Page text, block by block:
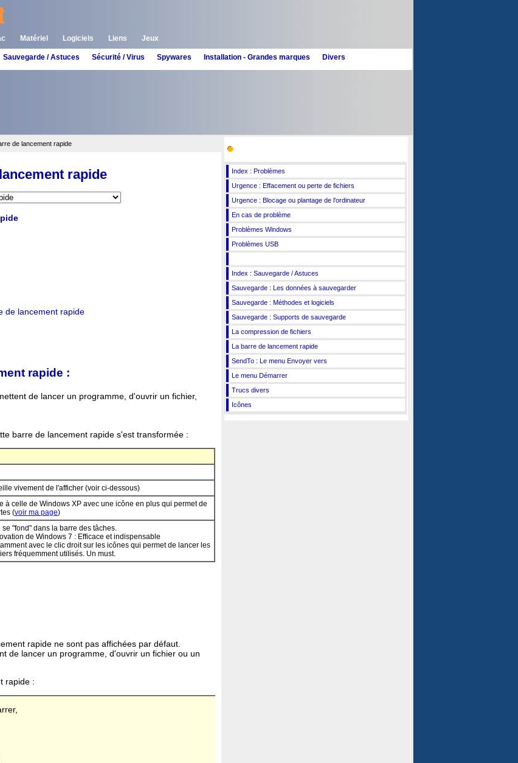
Matériel Logiciels Liens Jeux
Sauvegarde / Astuces Sécurité / Virus Spywares Installation - Grandes marques Divers
de lancement rapide
rapide
de lancement rapide
rapide :
de lancer un programme, d'ouvrir un fichier,
barre de lancement rapide s'est transformée :
vivement de l'afficher (voir ci-dessous)
à celle de Windows XP avec une icône en plus qui permet de
(voir ma page)
"fond" dans la barre des tâches.
de Windows 7 : Efficace et indispensable
avec le clic droit sur les icônes qui permet de lancer les
fréquemment utilisés. Un must.
rapide ne sont pas affichées par défaut.
de lancer un programme, d'ouvrir un fichier ou un
rapide :
Index : Problèmes
Urgence : Effacement ou perte de fichiers
Urgence : Blocage ou plantage de l'ordinateur
En cas de problème
Problèmes Windows
Problèmes USB
Index : Sauvegarde / Astuces
Sauvegarde : Les données à sauvegarder
Sauvegarde : Méthodes et logiciels
Sauvegarde : Supports de sauvegarde
La compression de fichiers
La barre de lancement rapide
SendTo : Le menu Envoyer vers
Le menu Démarrer
Trucs divers
Icônes